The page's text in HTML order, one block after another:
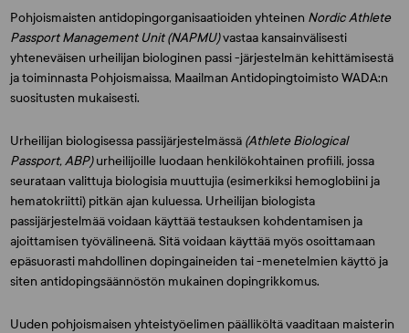
Pohjoismaisten antidopingorganisaatioiden yhteinen Nordic Athlete
Passport Management Unit (NAPMU)vastaa kansainvälisesti
yhteneväisen urheilijan biologinen passi -järjestelmän kehittämisestä
ja toiminnasta Pohjoismaissa, Maailman Antidopingtoimisto WADA:n
suositusten mukaisesti.
Urheilijan biologisessa passijärjestelmässä (Athlete Biological
Passport, ABP)urheilijoille luodaan henkilökohtainen profiili, jossa
seurataan valittuja biologisia muuttujia (esimerkiksi hemoglobiini ja
hematokriitti) pitkän ajan kuluessa. Urheilijan biologista
passijärjestelmää voidaan käyttää testauksen kohdentamisen ja
ajoittamisen työvälineenä. Sitä voidaan käyttää myös osoittamaan
epäsuorasti mahdollinen dopingaineiden tai -menetelmien käyttö ja
siten antidopingsäännöstön mukainen dopingrikkomus.
Uuden pohjoismaisen yhteistyöelimen päälliköltä vaaditaan maisterin